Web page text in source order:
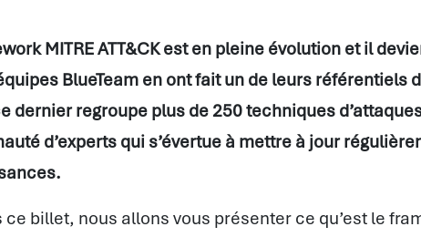
MITRE ATT&CK est en pleine évolution et il
BlueTeam en ont fait un de leurs référentiels
dernier regroupe plus de 250 techniques
d’experts qui s’évertue à mettre à jour
ce billet, nous allons vous présenter ce qu’est le